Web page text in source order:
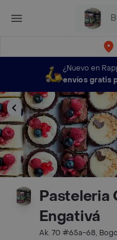
¿Nuevo en
envíos gratis
Pasteleria
Engativá
Ak. 70 #65a-68,